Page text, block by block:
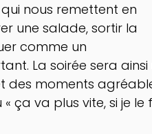
nous remettent en
une salade, sortir la
comme un
La soirée sera ainsi
des moments
ça va plus vite, si je le